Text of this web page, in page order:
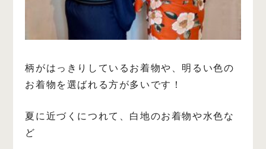
柄がはっきりしているお着物や、明るい色の
お着物を選ばれる方が多いです！
夏に近づくにつれて、白地のお着物や水色な
ど